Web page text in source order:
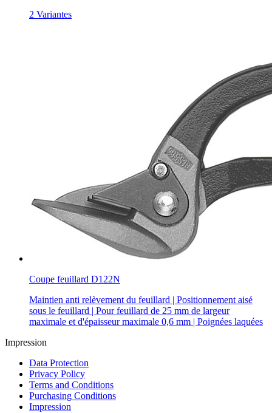
2 Variantes
Coupe feuillard D122N
Maintien anti relèvement du feuillard | Positionnement aisé
sous le feuillard | Pour feuillard de 25 mm de largeur
maximale et d'épaisseur maximale 0,6 mm | Poignées laquées
Impression
Data Protection
Privacy Policy
Terms and Conditions
Purchasing Conditions
Impression